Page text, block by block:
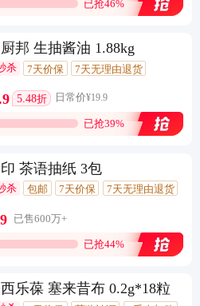
已抢46%
厨邦 生抽酱油 1.88kg
杀 7天价保
7天无理由退货
9 5.48折 日常价¥19.9
已抢39%
茶语抽纸 3包
杀 包邮 7天价保
7天无理由退货
已售600万+
已抢44%
西乐葆 塞来昔布 0.2g*18粒